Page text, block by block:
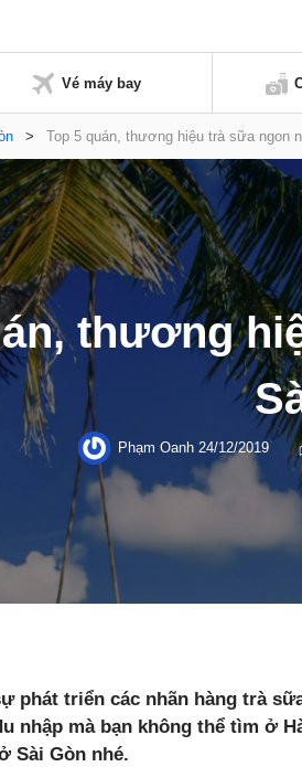
Vé máy bay
> Top 5 quán, thương hiệu trà sữa ngon
thương
Phạm Oanh 24/12/2019
phát triển các nhãn hàng trà
nhập mà bạn không thể tìm ở
Sài Gòn nhé.